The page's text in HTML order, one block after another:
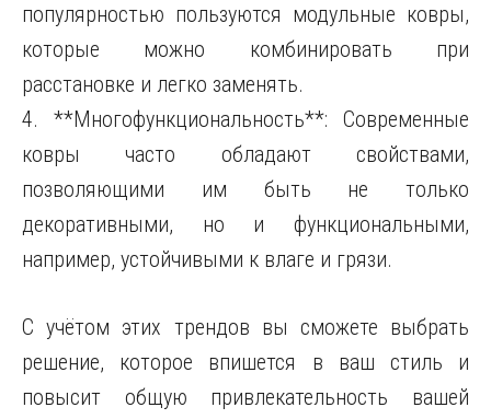
популярностью пользуются модульные ковры,
которые можно комбинировать при
расстановке и легко заменять.
4. **Многофункциональность**: Современные
ковры часто обладают свойствами,
позволяющими им быть не только
декоративными, но и функциональными,
например, устойчивыми к влаге и грязи.
С учётом этих трендов вы сможете выбрать
решение, которое впишется в ваш стиль и
повысит общую привлекательность вашей